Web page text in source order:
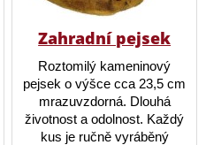
Zahradní pejsek
Roztomilý kameninový
pejsek o výšce cca 23,5 cm
mrazuvzdorná. Dlouhá
životnost a odolnost. Každý
kus je ručně vyráběný